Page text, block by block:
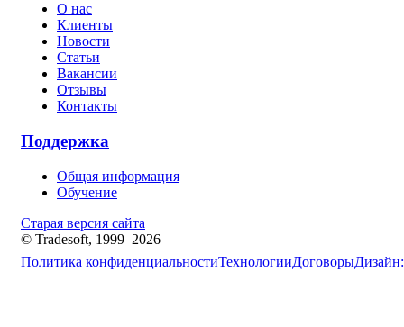
О нас
Клиенты
Новости
Статьи
Вакансии
Отзывы
Контакты
Поддержка
Общая информация
Обучение
Старая версия сайта
© Tradesoft, 1999–2026
Политика конфиденциальностиТехнологииДоговорыДизайн: